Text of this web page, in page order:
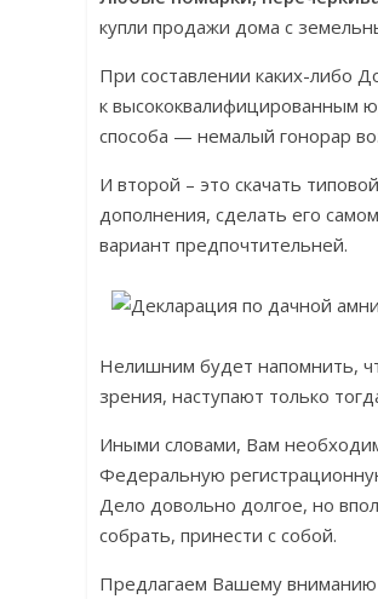
купли продажи дома с
При составлении каких-либо
к высококвалифицированным
способа — немалый гонорар
И второй – это скачать
дополнения, сделать его
вариант предпочтительней.
Нелишним будет напомнить,
зрения, наступают только
Иными словами, Вам
Федеральную
Дело довольно долгое, но
собрать, принести с собой.
Предлагаем Вашему